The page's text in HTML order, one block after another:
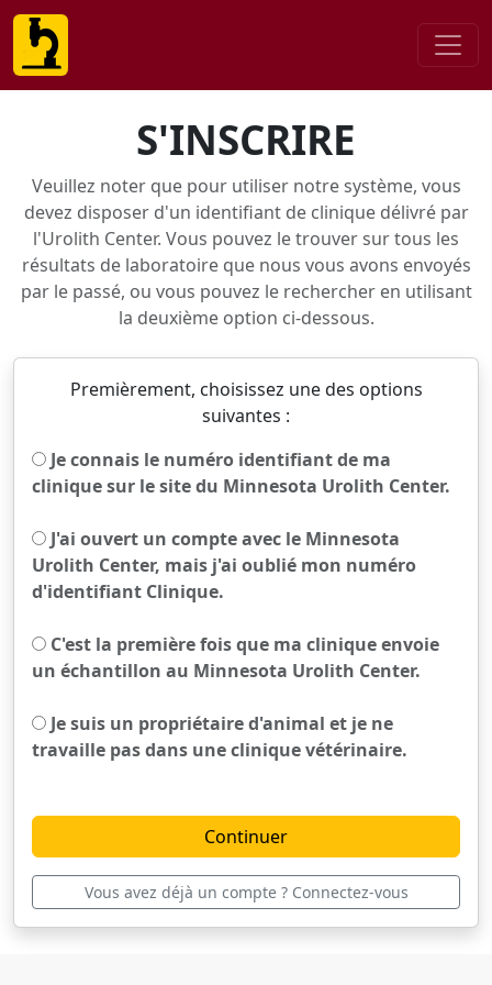
S'INSCRIRE
Veuillez noter que pour utiliser notre système, vous
devez disposer d'un identifiant de clinique délivré par
l'Urolith Center. Vous pouvez le trouver sur tous les
résultats de laboratoire que nous vous avons envoyés
par le passé, ou vous pouvez le rechercher en utilisant
la deuxième option ci-dessous.
Premièrement, choisissez une des options
suivantes :
Je connais le numéro identifiant de ma
clinique sur le site du Minnesota Urolith Center.
J'ai ouvert un compte avec le Minnesota
Urolith Center, mais j'ai oublié mon numéro
d'identifiant Clinique.
C'est la première fois que ma clinique envoie
un échantillon au Minnesota Urolith Center.
Je suis un propriétaire d'animal et je ne
travaille pas dans une clinique vétérinaire.
Vous avez déjà un compte ? Connectez-vous